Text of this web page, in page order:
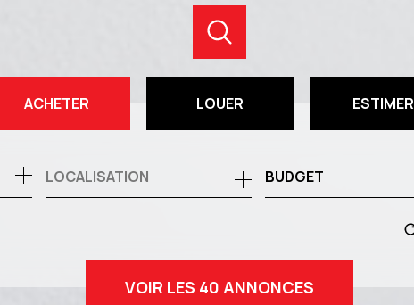
ACHETER
de l'ancien
LOUER
de l'immo pro
ESTIMER
BUDGET
VOIR LES 40 ANNONCES